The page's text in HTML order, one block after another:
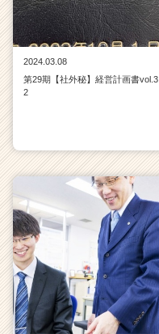
2024.03.08
第29期【社外秘】経営計画書vol.3
2